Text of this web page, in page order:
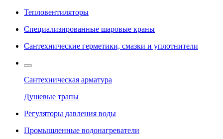
Тепловентиляторы
Специализированные шаровые краны
Сантехнические герметики, смазки и уплотнители
Сантехническая арматура
Душевые трапы
Регуляторы давления воды
Промышленные водонагреватели